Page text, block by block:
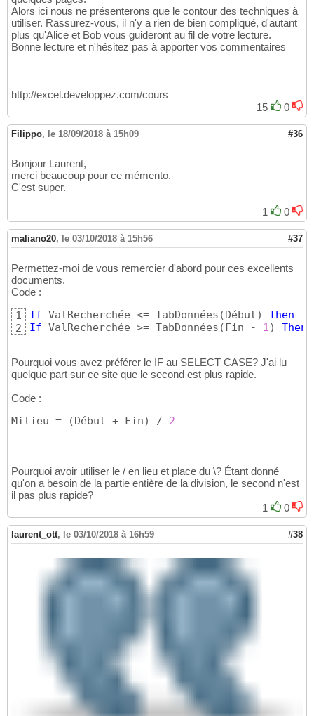
Alors ici nous ne présenterons que le contour des techniques à
utiliser. Rassurez-vous, il n'y a rien de bien compliqué, d'autant
plus qu'Alice et Bob vous guideront au fil de votre lecture.
Bonne lecture et n'hésitez pas à apporter vos commentaires
http://excel.developpez.com/cours
15
0
Filippo, le 18/09/2018 à 15h09 #36
Bonjour Laurent,
merci beaucoup pour ce mémento.
C'est super.
1 0
maliano20, le 03/10/2018 à 15h56 #37
Permettez-moi de vous remercier d'abord pour ces excellents
documents.
Code :
1
2
If ValRecherchée <= TabDonnées (Début) Then
If ValRecherchée >= TabDonnées (Fin - 1) Then
Pourquoi vous avez préférer le IF au SELECT CASE? J'ai lu
quelque part sur ce site que le second est plus rapide.
Code :
Milieu = (Début + Fin) / 2
Pourquoi avoir utiliser le / en lieu et place du \? Étant donné
qu'on a besoin de la partie entière de la division, le second n'est
il pas plus rapide?
1
0
laurent_ott, le 03/10/2018 à 16h59 #38